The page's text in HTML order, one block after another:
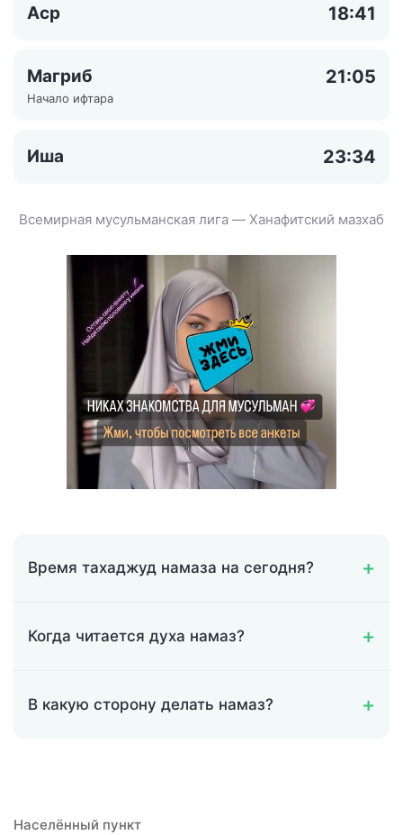
Аср 18:41
Магриб 21:05
Начало ифтара
Иша 23:34
Всемирная мусульманская лига — Ханафитский мазхаб
Время тахаджуд намаза на сегодня?
Когда читается духа намаз?
В какую сторону делать намаз?
Населённый пункт